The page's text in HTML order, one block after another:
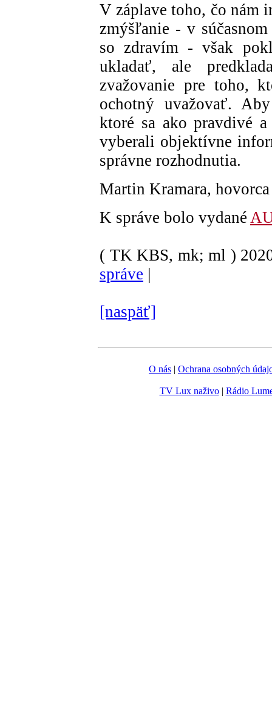
V záplave toho, čo nám
zmýšľanie - v
so zdravím - však
ukladať, ale
zvažovanie pre toho,
ochotný uvažovať.
ktoré sa ako pravdivé
vyberali objektívne
správne rozhodnutia.
Martin Kramara,
K správe bolo vydané
( TK KBS, mk; ml )
správe |
[naspäť]
O nás | Ochrana osobných
TV Lux naživo| Rádio